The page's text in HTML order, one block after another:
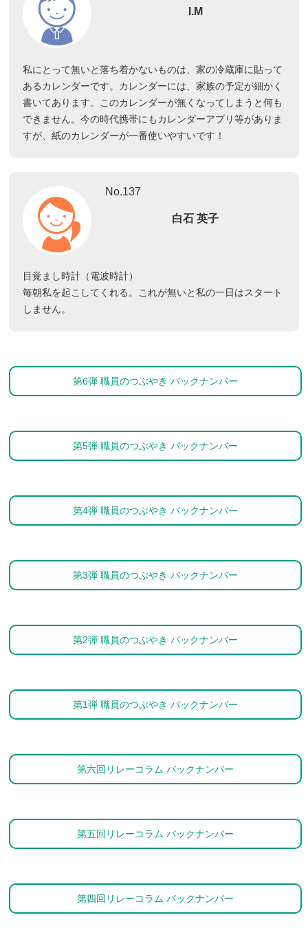
I.M
私にとって無いと落ち着かないものは、家の冷蔵庫に貼って
あるカレンダーです。カレンダーには、家族の予定が細かく
書いてあります。このカレンダーが無くなってしまうと何も
できません。今の時代携帯にもカレンダーアプリ等がありま
すが、紙のカレンダーが一番使いやすいです！
No.137
白石 英子
目覚まし時計（電波時計）
毎朝私を起こしてくれる。これが無いと私の一日はスタート
しません。
第6弾 職員のつぶやき バックナンバー
第5弾 職員のつぶやき バックナンバー
第4弾 職員のつぶやき バックナンバー
第3弾 職員のつぶやき バックナンバー
第2弾 職員のつぶやき バックナンバー
第1弾 職員のつぶやき バックナンバー
第六回リレーコラム バックナンバー
第五回リレーコラム バックナンバー
第四回リレーコラム バックナンバー